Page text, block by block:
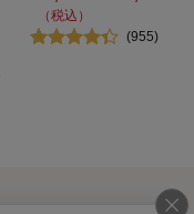
（税込）
(955)